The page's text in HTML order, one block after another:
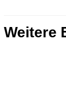
Weitere